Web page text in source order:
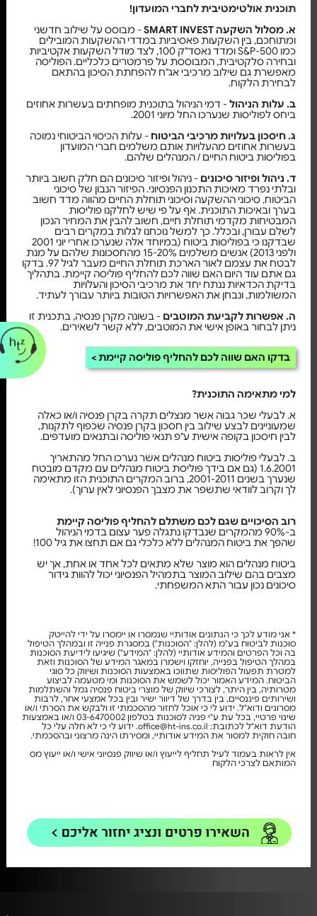
תוכנית אולטימטיבית לחברי המועדון!
א. מסלול השקעה SMART INVEST
- מבוסס על שילוב חדשני
ומתוחכם, בין השקעות פאסיביות במדדי ההשקעות המובילים
כמו S&P-500 ומדד נאסד"ק 100, לצד מודל השקעות אקטיביות
ובחירה סלקטיבית, המבוססת על פרמטרים כלכליים. הפוליסה
מאפשרת גם שילוב מרכיבי אג"ח להפחתת הסיכון בהתאם
לבחירת הלקוח.
ב. עלות הניהול- דמי הניהול בתוכנית מופחתים בעשרות אחוזים
ביחס לפוליסות שנערכו החל מיוני 2001.
ג. חיסכון בעלויות מרכיבי הביטוח - עלות הכיסוי הביטוחי נמוכה
בעשרות אחוזים מהעלויות אותם משלמים חברי המועדון
בפוליסות ביטוח החיים / המנהלים שלהם.
ד. ניהול ופיזור סיכונים - ניהול ופיזור סיכונים הם חלק חשוב ביותר
ובלתי נפרד מאיכות התכנון הפנסיוני. הפיזור הנבון של סיכוני
הביטוח, סיכוני ההשקעה וסיכוני תוחלת החיים מהווה מדד חשוב
בערך ובאיכות התוכנית. אף על פי שיש לחלקנו פוליסות
המבטיחות מקדמי תוחלת חיים, חשוב להבין את המחיר הנכון
לשלם עבורן, ובכלל. כך למשל נוכחנו לגלות במקרים רבים
שבדקנו כי בפוליסות ביטוח (במיוחד אלה שנערכו אחרי יוני 2001
ולפני 2013) אנשים משלמים 15-20% מהחסכונות שלהם על מנת
לבטח את עצמם לאור הארכת תוחלת החיים מעבר לגיל 97. בדקו
גם אתם עוד היום האם שווה לכם להחליף פוליסה קיימת. בתהליך
בדיקת הכדאיות ננתח יחד את מרכיבי הסיכון והעלויות
המשולמות, ונבחן את האפשרויות הטובות ביותר עבורך לעתיד.
ה. אפשרות לקביעת המוטבים - בשונה מקרן פנסיה, בתכנית זו
ניתן לבחור באופן אישי את המוטבים, ללא קשר לשאירים.
בדקו האם שווה לכם להחליף פוליסה קיימת
למי מתאימה התוכנית?
א. לבעלי שכר גבוה אשר מנצלים תקרה בקרן פנסיה ו/או כאלה
שמעוניינים לבצע שילוב בין חסכון בקרן פנסיה שכפוף לתקנות,
לבין חיסכון בקופה אישית ע"פ תנאי פוליסה ובתנאים מועדפים.
ב. לבעלי פוליסות ביטוח מנהלים אשר נערכו החל מהתאריך
1.6.2001 (גם אם בידך פוליסת ביטוח מנהלים עם מקדם מובטח
שנערך בשנים 2001-2011, ברוב המקרים התוכנית הזו מתאימה
לך וקרוב לוודאי שתשפר את מצבך הפנסיוני לאין ערוך).
רוב הסיכויים שגם לכם משתלם להחליף פוליסה קיימת
ב-90% מהמקרים שנבדקו נתגלה פער עצום בדמי הניהול
שהפך את ביטוח המנהלים ללא כלכלי גם אם תחצו את גיל 100!
ביטוח מנהלים הוא מוצר שלא מתאים לכל אחד או אחת, אך יש
מצבים בהם שילוב המוצר בתמהיל הפנסיוני יכול להוות גידור
סיכונים נכון עבור התא המשפחתי.
* אני מודע לכך כי הנתונים אודותיי שנמסרו או יימסרו על ידי להייטק
סוכנות לביטוח בע"מ (להלן: "הסוכנות") במסגרת פנייה זו ובמהלך הטיפול
בה וכל הפרטים והמידע אודותיי (להלן: "המידע") שיגיעו לידיעת הסוכנות
במהלך הטיפול בפנייה, יוחזקו וישמרו במאגר המידע של הסוכנות וזאת
למטרת תפעול הפוליסות שתווכו באמצעות הסוכנות ושיווק כל סוגי
הביטוח. המידע האמור יכול לשמש את הסוכנות ומי מטעמה לביצוע
מטרותיה, בין היתר, לצורכי שיווק של מוצרי ביטוח פנסיה גמל והשתלמות
ושירותים פיננסיים, בין בדרך של דיוור ישיר ובין בכל אמצעי אחר, לרבות
מסרונים ודוא"ל. ידוע לי כי אוכל לחזור מהסכמתי זו ולבקש את הסרתי ו/או
שינוי פרטיי, בכל עת ע"י פניה לסוכנות בטלפון 03-6470002 ו/או באמצעות
הודעת דוא"ל לכתובת: office@ht-ins.co.il. ידוע לי כי לא חלה עלי כל
חובה חוקית למסור את המידע אודותיי, ומסירתו הינה מרצוני ובהסכמתי.
אין לראות בעמוד לעיל תחליף לייעוץ ו/או שיווק פנסיוני אישי ו/או ייעוץ מס
המותאם לצרכי הלקוח